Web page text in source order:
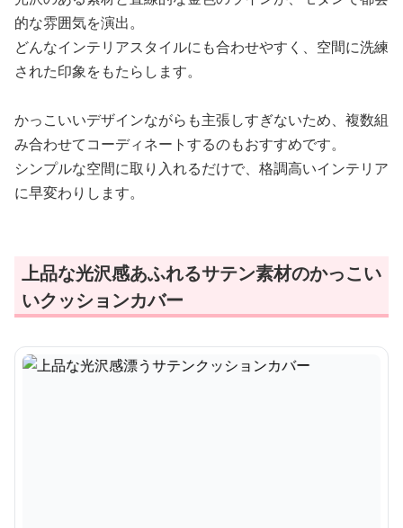
的な雰囲気を演出。
どんなインテリアスタイルにも合わせやすく、空間に洗練
された印象をもたらします。
かっこいいデザインながらも主張しすぎないため、複数組
み合わせてコーディネートするのもおすすめです。
シンプルな空間に取り入れるだけで、格調高いインテリア
に早変わりします。
上品な光沢感あふれるサテン素材のかっこい
いクッションカバー